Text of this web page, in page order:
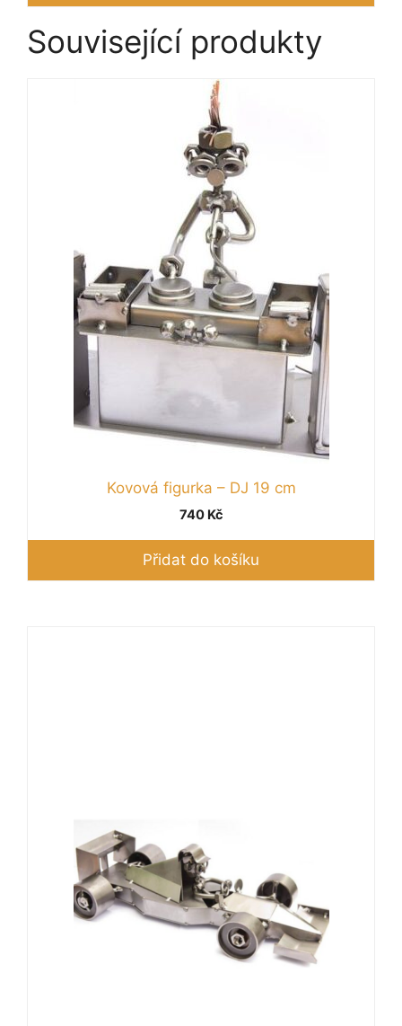
Související produkty
Kovová figurka – DJ 19 cm
740 Kč
Přidat do košíku